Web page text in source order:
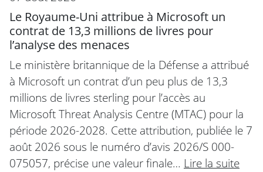
Le Royaume-Uni attribue à Microsoft un
contrat de 13,3 millions de livres pour
l’analyse des menaces
Le ministère britannique de la Défense a attribué
à Microsoft un contrat d’un peu plus de 13,3
millions de livres sterling pour l’accès au
Microsoft Threat Analysis Centre (MTAC) pour la
période 2026-2028. Cette attribution, publiée le 7
août 2026 sous le numéro d’avis 2026/S 000-
075057, précise une valeur finale… Lire la suite